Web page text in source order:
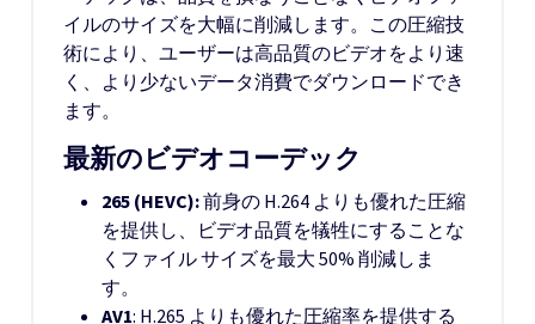
イルのサイズを大幅に削減します。この圧縮技
術により、ユーザーは高品質のビデオをより速
く、より少ないデータ消費でダウンロードでき
ます。
最新のビデオコーデック
265 (HEVC):前身の H.264 よりも優れた圧縮
を提供し、ビデオ品質を犠牲にすることな
くファイル サイズを最大 50% 削減しま
す。
AV1: H.265 よりも優れた圧縮率を提供する